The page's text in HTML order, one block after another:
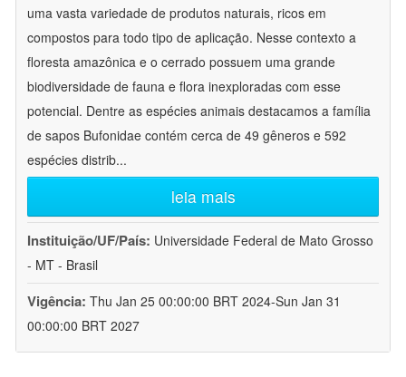
uma vasta variedade de produtos naturais, ricos em
compostos para todo tipo de aplicação. Nesse contexto a
floresta amazônica e o cerrado possuem uma grande
biodiversidade de fauna e flora inexploradas com esse
potencial. Dentre as espécies animais destacamos a família
de sapos Bufonidae contém cerca de 49 gêneros e 592
espécies distrib...
leia mais
Instituição/UF/País: Universidade Federal de Mato Grosso
- MT - Brasil
Vigência: Thu Jan 25 00:00:00 BRT 2024-Sun Jan 31
00:00:00 BRT 2027